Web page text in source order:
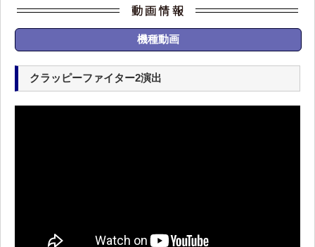
機種動画
クラッピーファイター2演出